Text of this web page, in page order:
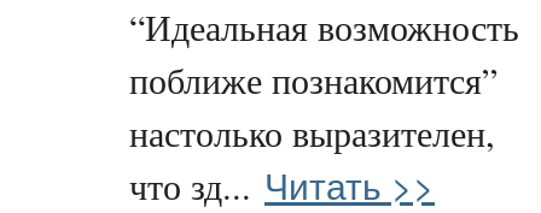
“Идеальная возможность
поближе познакомится”
настолько выразителен,
что зд... Читать >>